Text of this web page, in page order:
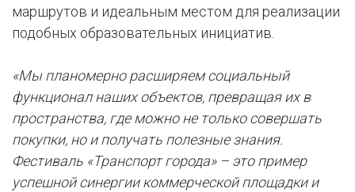
маршрутов и идеальным местом для реализации
подобных образовательных инициатив.
«Мы планомерно расширяем социальный
функционал наших объектов, превращая их в
пространства, где можно не только совершать
покупки, но и получать полезные знания.
Фестиваль «Транспорт города» – это пример
успешной синергии коммерческой площадки и